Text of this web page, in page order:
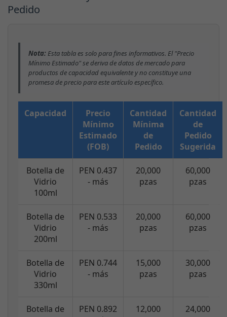
Pedido
Nota:Esta tabla es solo para fines informativos. El "Precio
Mínimo Estimado" se deriva de datos de mercado para
productos de capacidad equivalente y no constituye una
promesa de precio para este artículo específico.
Capacidad
Precio
Mínimo
Estimado
(FOB)
Cantidad
Mínima
de
Pedido
Cantidad
de
Pedido
Sugerida
Botella de
Vidrio
100ml
PEN 0.437
- más
20,000
pzas
60,000
pzas
Botella de
Vidrio
200ml
PEN 0.533
- más
20,000
pzas
60,000
pzas
Botella de
Vidrio
330ml
PEN 0.744
- más
15,000
pzas
30,000
pzas
Botella de
PEN 0.892
12,000
24,000